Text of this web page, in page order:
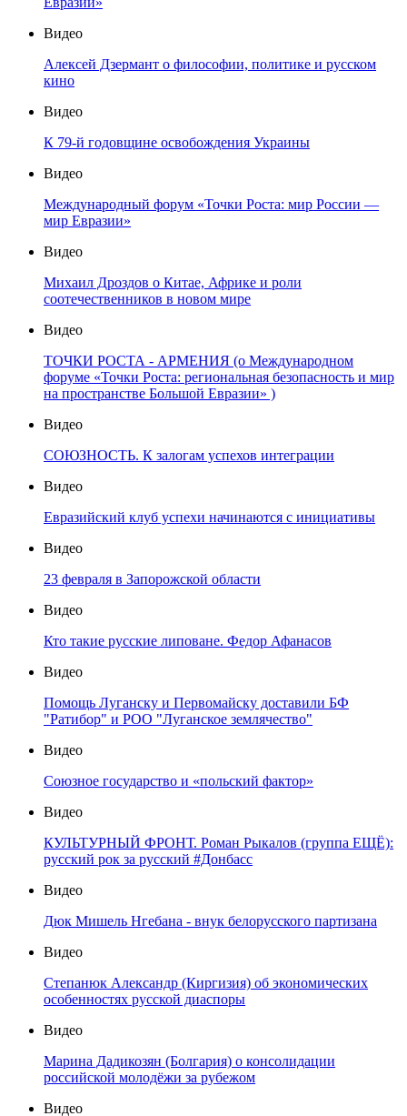
Видео
Алексей Дзермант о философии, политике и русском
кино
Видео
К 79-й годовщине освобождения Украины
Видео
Международный форум «Точки Роста: мир России —
мир Евразии»
Видео
Михаил Дроздов о Китае, Африке и роли
соотечественников в новом мире
Видео
ТОЧКИ РОСТА - АРМЕНИЯ (о Международном
форуме «Точки Роста: региональная безопасность и мир
на пространстве Большой Евразии» )
Видео
СОЮЗНОСТЬ. К залогам успехов интеграции
Видео
Евразийский клуб успехи начинаются с инициативы
Видео
23 февраля в Запорожской области
Видео
Кто такие русские липоване. Федор Афанасов
Видео
Помощь Луганску и Первомайску доставили БФ
"Ратибор" и РОО "Луганское землячество"
Видео
Союзное государство и «польский фактор»
Видео
КУЛЬТУРНЫЙ ФРОНТ. Роман Рыкалов (группа ЕЩЁ):
русский рок за русский #Донбасс
Видео
Дюк Мишель Нгебана - внук белорусского партизана
Видео
Степанюк Александр (Киргизия) об экономических
особенностях русской диаспоры
Видео
Марина Дадикозян (Болгария) о консолидации
российской молодёжи за рубежом
Видео